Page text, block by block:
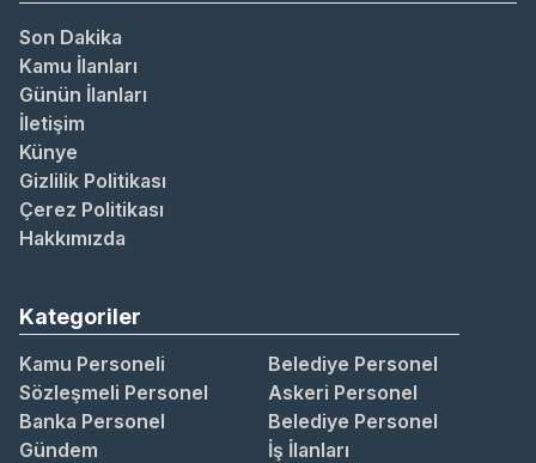
Son Dakika
Kamu İlanları
Günün İlanları
İletişim
Künye
Gizlilik Politikası
Çerez Politikası
Hakkımızda
Kategoriler
Kamu Personeli
Belediye Personel
Sözleşmeli Personel
Askeri Personel
Banka Personel
Belediye Personel
Gündem
İş İlanları